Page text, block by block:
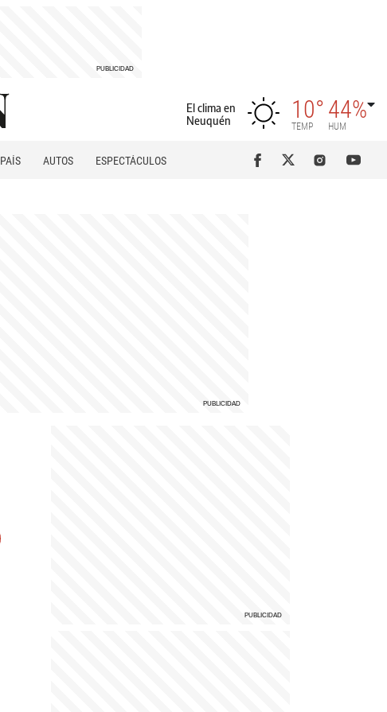
El clima en
Neuquén
10°
TEMP
44%
HUM
PAÍS AUTOS
ESPECTÁCULOS